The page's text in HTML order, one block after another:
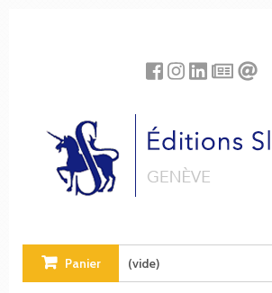
Panier (vide)